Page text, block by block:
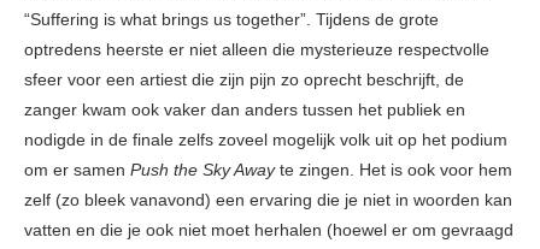
“Suffering is what brings us together”. Tijdens de grote
optredens heerste er niet alleen die mysterieuze respectvolle
sfeer voor een artiest die zijn pijn zo oprecht beschrijft, de
zanger kwam ook vaker dan anders tussen het publiek en
nodigde in de finale zelfs zoveel mogelijk volk uit op het podium
om er samen Push the Sky Awayte zingen. Het is ook voor hem
zelf (zo bleek vanavond) een ervaring die je niet in woorden kan
vatten en die je ook niet moet herhalen (hoewel er om gevraagd